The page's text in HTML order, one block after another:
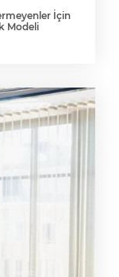
İçin
Modeli